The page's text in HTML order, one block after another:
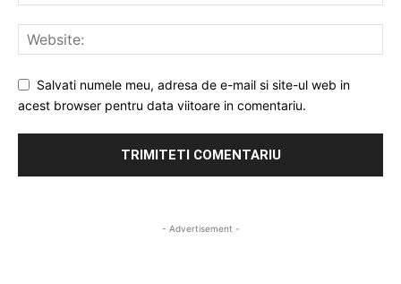
Salvati numele meu, adresa de e-mail si site-ul web in
acest browser pentru data viitoare in comentariu.
- Advertisement -